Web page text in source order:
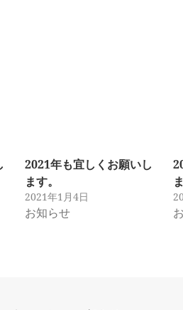
2021年も宜しくお願いし
ます。
2021年1月4日
お知らせ